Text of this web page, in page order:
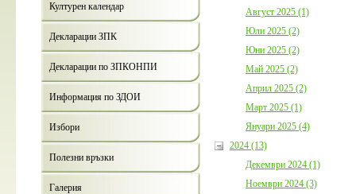
Културен календар
Декларации ЗПК
Декларации по ЗПКОНПИ
Информация по ЗДОИ
Избори
Полезни връзки
Галерия
Август 2025 (1)
Юли 2025 (2)
Юни 2025 (2)
Май 2025 (2)
Април 2025 (2)
Март 2025 (1)
Януари 2025 (4)
2024 (13)
Декември 2024 (1)
Ноември 2024 (3)